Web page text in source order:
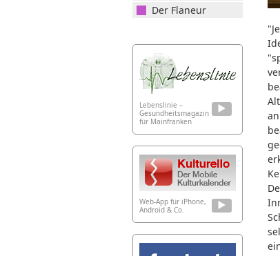
Der Flaneur
Lebenslinie –
Gesundheitsmagazin
für Mainfranken
Web-App für iPhone,
Android & Co.